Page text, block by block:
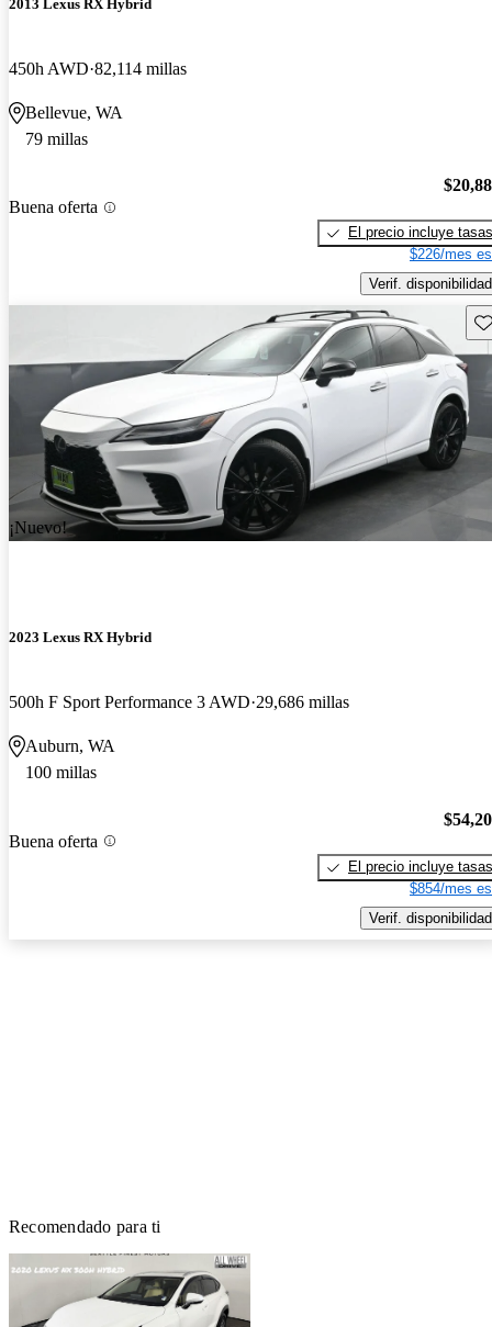
2013 Lexus RX Hybrid
450h AWD 82,114 millas
Bellevue, WA
79 millas
Buena oferta
El precio incluye tasas
$226/mes
Verif. disponibilidad
¡Nuevo!
2023 Lexus RX Hybrid
500h F Sport Performance 3 AWD 29,686 millas
Auburn, WA
100 millas
Buena oferta
El precio incluye tasas
$854/mes
Verif. disponibilidad
Recomendado para ti